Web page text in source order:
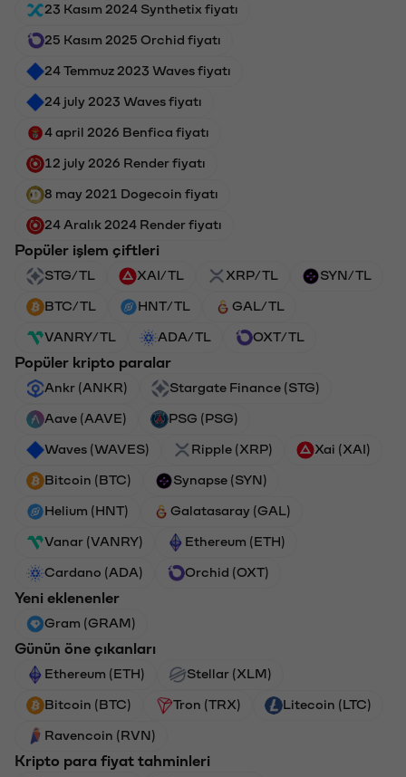
23 Kasım 2024 Synthetix fiyatı
25 Kasım 2025 Orchid fiyatı
24 Temmuz 2023 Waves fiyatı
24 july 2023 Waves fiyatı
4 april 2026 Benfica fiyatı
12 july 2026 Render fiyatı
8 may 2021 Dogecoin fiyatı
24 Aralık 2024 Render fiyatı
Popüler işlem çiftleri
STG/TL XAI/TL XRP/TL SYN/TL
BTC/TL HNT/TL GAL/TL
VANRY/TL ADA/TL OXT/TL
Popüler kripto paralar
Ankr (ANKR) Stargate Finance (STG)
Aave (AAVE) PSG (PSG)
Waves (WAVES) Ripple (XRP) Xai (XAI)
Bitcoin (BTC) Synapse (SYN)
Helium (HNT) Galatasaray (GAL)
Vanar (VANRY) Ethereum (ETH)
Cardano (ADA) Orchid (OXT)
Yeni eklenenler
Gram (GRAM)
Günün öne çıkanları
Ethereum (ETH) Stellar (XLM)
Bitcoin (BTC) Tron (TRX) Litecoin (LTC)
Ravencoin (RVN)
Kripto para fiyat tahminleri